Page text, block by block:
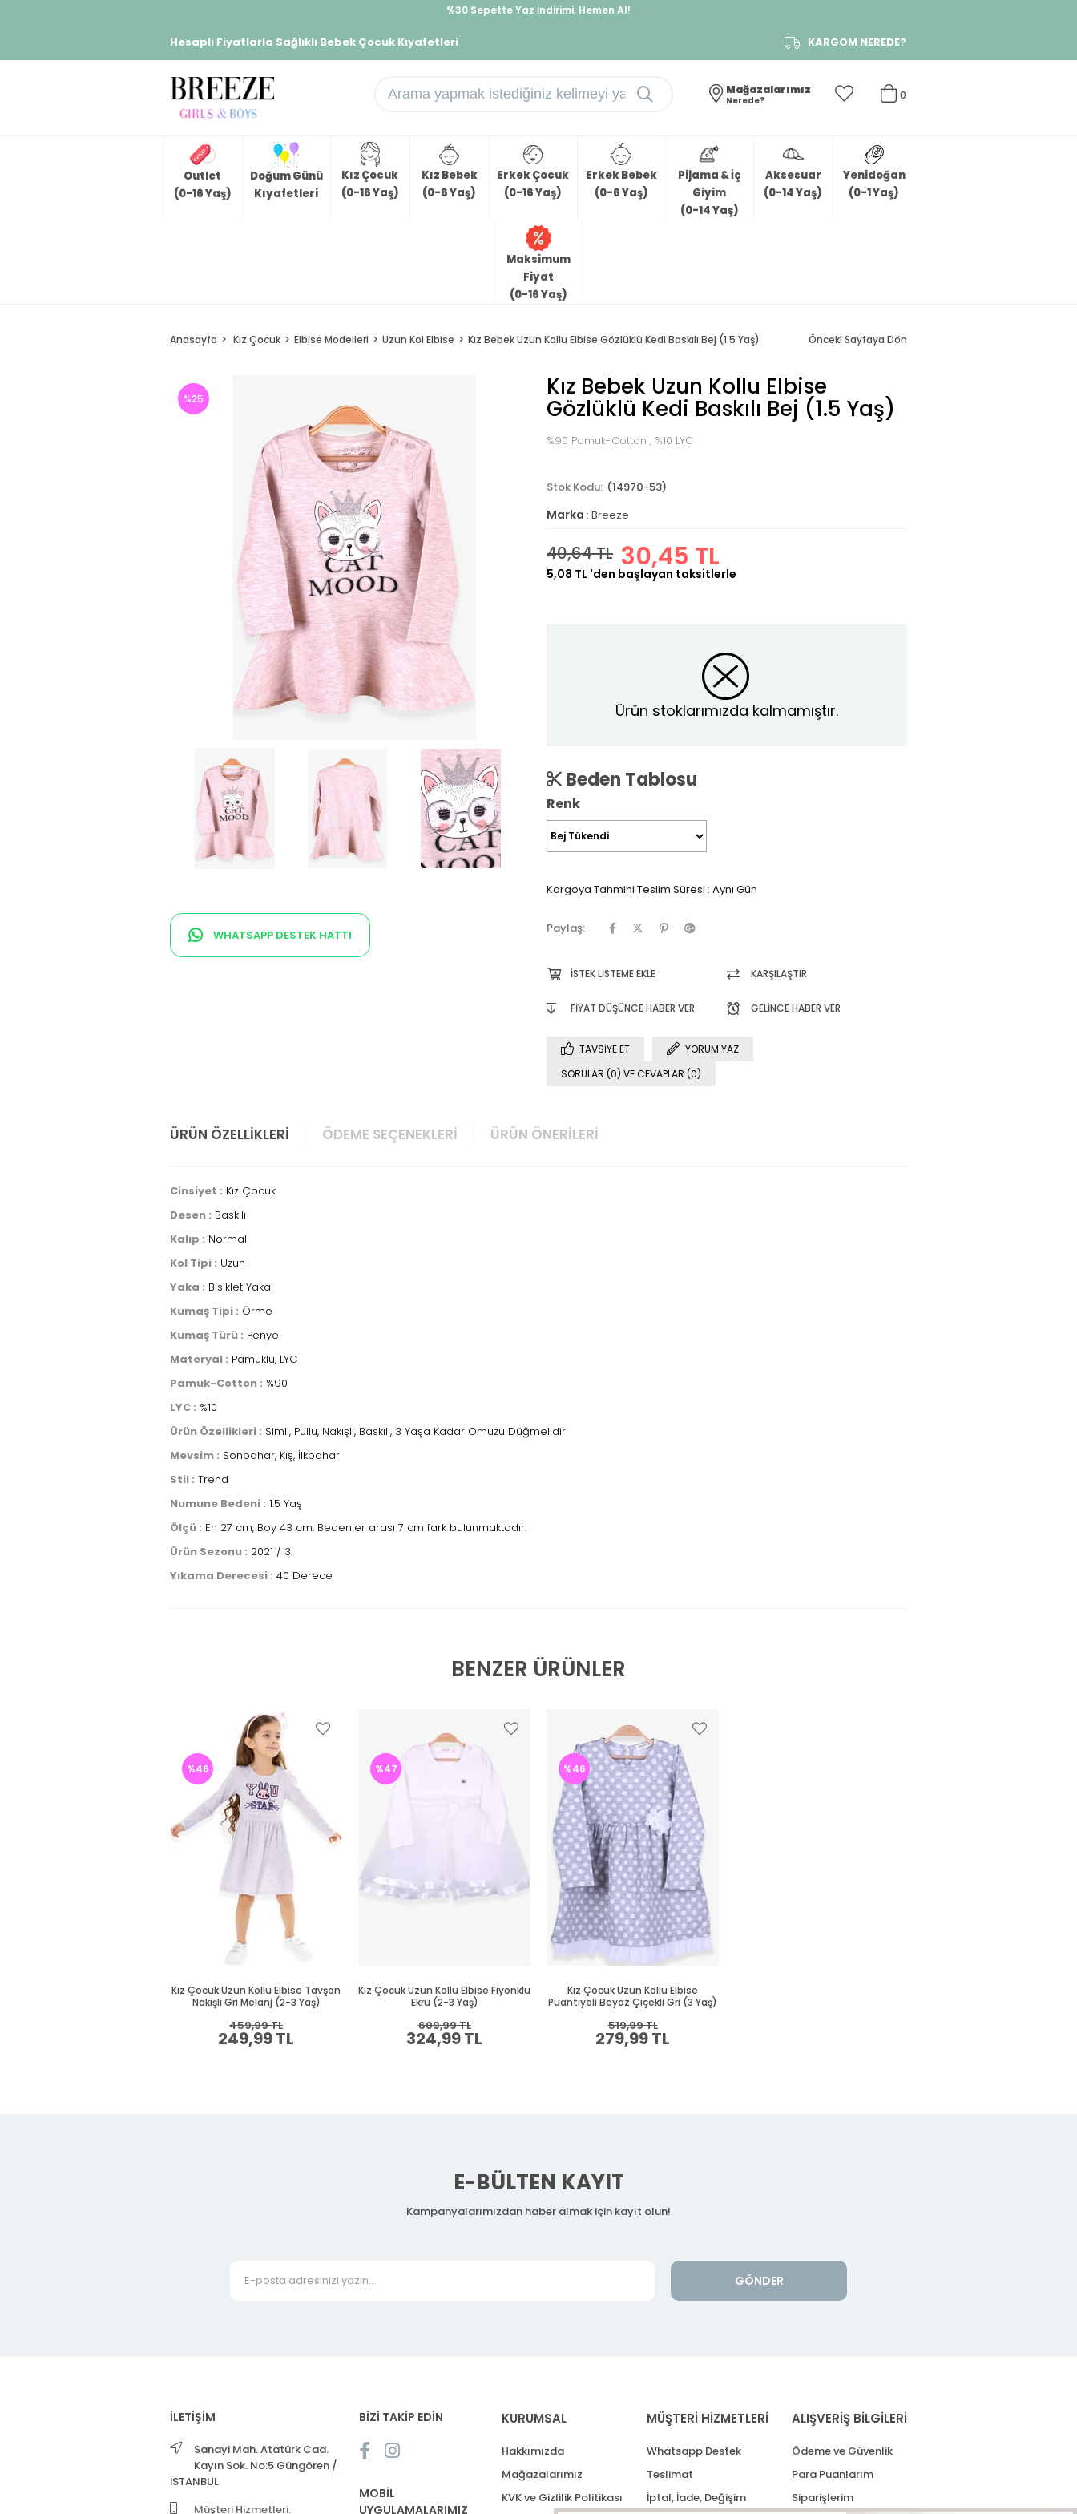
%30 Sepette Yaz İndirimi, Hemen Al!
Hesaplı Fiyatlarla Sağlıklı Bebek Çocuk Kıyafetleri KARGOM NEREDE?
0
Mağazalarımız
Nerede?
Outlet
(0-16 Yaş)
Doğum Günü
Kıyafetleri
Kız Çocuk
(0-16 Yaş)
Kız Bebek
(0-6 Yaş)
Erkek Çocuk
(0-16 Yaş)
Erkek Bebek
(0-6 Yaş)
Pijama & İç
Giyim
(0-14 Yaş)
Aksesuar
(0-14 Yaş)
Yenidoğan
(0-1 Yaş)
Maksimum
Fiyat
(0-16 Yaş)
Anasayfa Kız Çocuk Elbise Modelleri Uzun Kol Elbise Kız Bebek Uzun Kollu Elbise Gözlüklü Kedi Baskılı Bej (1.5 Yaş) Önceki Sayfaya Dön
%25
WHATSAPP DESTEK HATTI
Kız Bebek Uzun Kollu Elbise
Gözlüklü Kedi Baskılı Bej (1.5 Yaş)
%90 Pamuk-Cotton , %10 LYC
(14970-53)
Marka : Breeze
40,64 TL 30,45 TL
5,08 TL 'den başlayan taksitlerle
Ürün stoklarımızda kalmamıştır.
Beden Tablosu
Renk
Kargoya Tahmini Teslim Süresi : Aynı Gün
Paylaş:
İSTEK LISTEME EKLE KARŞILAŞTIR
FIYAT DÜŞÜNCE HABER VER GELINCE HABER VER
TAVSIYE ET
YORUM YAZ
SORULAR (0) VE CEVAPLAR (0)
ÜRÜN ÖZELLIKLERI ÖDEME SEÇENEKLERI ÜRÜN ÖNERILERI
Cinsiyet : Kız Çocuk
Desen : Baskılı
Kalıp : Normal
Kol Tipi : Uzun
Yaka : Bisiklet Yaka
Kumaş Tipi : Örme
Kumaş Türü : Penye
Materyal : Pamuklu, LYC
Pamuk-Cotton : %90
LYC : %10
Ürün Özellikleri : Simli, Pullu, Nakışlı, Baskılı, 3 Yaşa Kadar Omuzu Düğmelidir
Mevsim : Sonbahar, Kış, İlkbahar
Stil : Trend
Numune Bedeni : 1.5 Yaş
Ölçü : En 27 cm, Boy 43 cm, Bedenler arası 7 cm fark bulunmaktadır.
Ürün Sezonu : 2021 / 3
Yıkama Derecesi : 40 Derece
BENZER ÜRÜNLER
Kız Çocuk Uzun Kollu Elbise Tavşan
Nakışlı Gri Melanj (2-3 Yaş)
249,99 TL
459,99 TL
%46
Kiz Çocuk Uzun Kollu Elbise Fiyonklu
Ekru (2-3 Yaş)
324,99 TL
609,99 TL
%47
Kız Çocuk Uzun Kollu Elbise
Puantiyeli Beyaz Çiçekli Gri (3 Yaş)
279,99 TL
519,99 TL
%46
E-BÜLTEN KAYIT
Kampanyalarımızdan haber almak için kayıt olun!
GÖNDER
İLETİŞİM
Sanayi Mah. Atatürk Cad.
Kayın Sok. No:5 Güngören /
İSTANBUL
Müşteri Hizmetleri:
BİZİ TAKİP EDİN
MOBİL
UYGULAMALARIMIZ
KURUMSAL
Hakkımızda
Mağazalarımız
KVK ve Gizlilik Politikası
MÜŞTERİ HİZMETLERİ
Whatsapp Destek
Teslimat
İptal, İade, Değişim
ALIŞVERİŞ BİLGİLERİ
Ödeme ve Güvenlik
Para Puanlarım
Siparişlerim